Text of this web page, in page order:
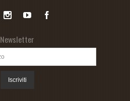
Newsletter
Iscriviti